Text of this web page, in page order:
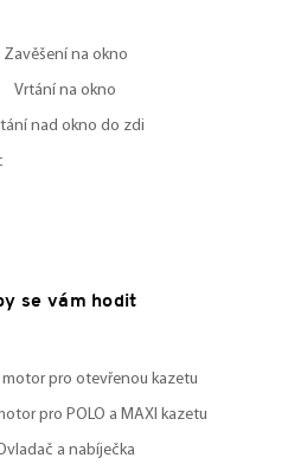
Zavěšení na okno
Vrtání na okno
nad okno do zdi
se vám hodit
motor pro otevřenou kazetu
pro POLO a MAXI kazetu
a nabíječka